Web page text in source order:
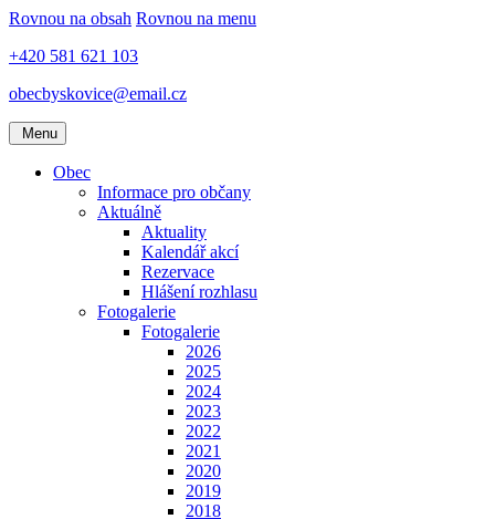
Rovnou na obsah Rovnou na menu
+420 581 621 103
obecbyskovice@email.cz
Menu
Obec
Informace pro občany
Aktuálně
Aktuality
Kalendář akcí
Rezervace
Hlášení rozhlasu
Fotogalerie
Fotogalerie
2026
2025
2024
2023
2022
2021
2020
2019
2018